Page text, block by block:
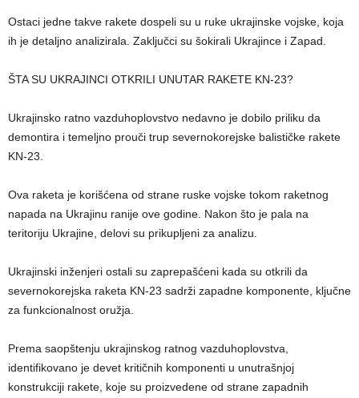
Ostaci jedne takve rakete dospeli su u ruke ukrajinske vojske, koja
ih je detaljno analizirala. Zaključci su šokirali Ukrajince i Zapad.
ŠTA SU UKRAJINCI OTKRILI UNUTAR RAKETE KN-23?
Ukrajinsko ratno vazduhoplovstvo nedavno je dobilo priliku da
demontira i temeljno prouči trup severnokorejske balističke rakete
KN-23.
Ova raketa je korišćena od strane ruske vojske tokom raketnog
napada na Ukrajinu ranije ove godine. Nakon što je pala na
teritoriju Ukrajine, delovi su prikupljeni za analizu.
Ukrajinski inženjeri ostali su zaprepašćeni kada su otkrili da
severnokorejska raketa KN-23 sadrži zapadne komponente, ključne
za funkcionalnost oružja.
Prema saopštenju ukrajinskog ratnog vazduhoplovstva,
identifikovano je devet kritičnih komponenti u unutrašnjoj
konstrukciji rakete, koje su proizvedene od strane zapadnih